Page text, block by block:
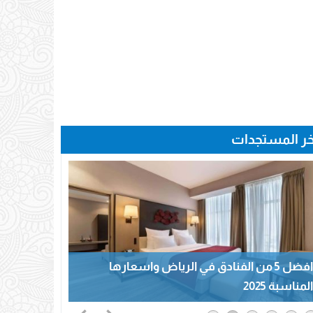
المستجدات
افضل 5 من الفنادق في الرياض واسعارها
المناسبة 2025